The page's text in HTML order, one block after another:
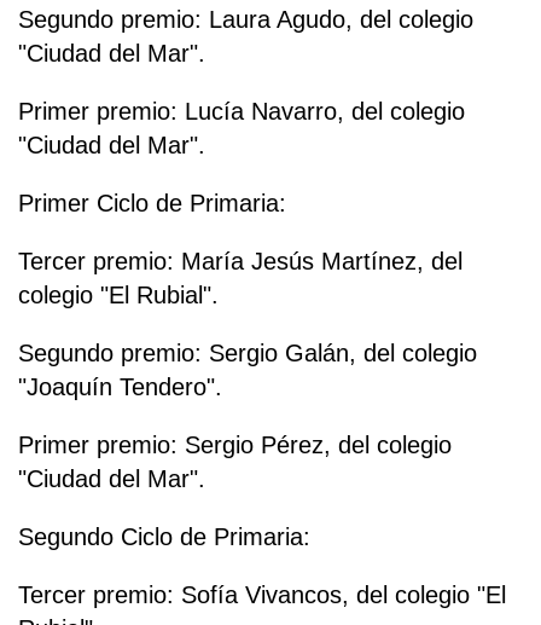
Segundo premio: Laura Agudo, del colegio
"Ciudad del Mar".
Primer premio: Lucía Navarro, del colegio
"Ciudad del Mar".
Primer Ciclo de Primaria:
Tercer premio: María Jesús Martínez, del
colegio "El Rubial".
Segundo premio: Sergio Galán, del colegio
"Joaquín Tendero".
Primer premio: Sergio Pérez, del colegio
"Ciudad del Mar".
Segundo Ciclo de Primaria:
Tercer premio: Sofía Vivancos, del colegio "El